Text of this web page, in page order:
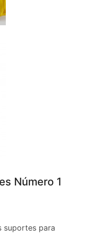
Número 1
suportes para